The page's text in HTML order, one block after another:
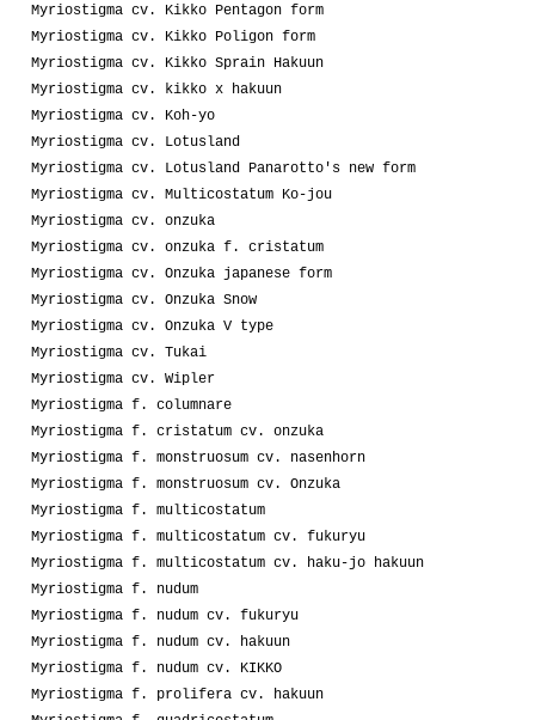
Myriostigma cv. Kikko Pentagon form
Myriostigma cv. Kikko Poligon form
Myriostigma cv. Kikko Sprain Hakuun
Myriostigma cv. kikko x hakuun
Myriostigma cv. Koh-yo
Myriostigma cv. Lotusland
Myriostigma cv. Lotusland Panarotto's new form
Myriostigma cv. Multicostatum Ko-jou
Myriostigma cv. onzuka
Myriostigma cv. onzuka f. cristatum
Myriostigma cv. Onzuka japanese form
Myriostigma cv. Onzuka Snow
Myriostigma cv. Onzuka V type
Myriostigma cv. Tukai
Myriostigma cv. Wipler
Myriostigma f. columnare
Myriostigma f. cristatum cv. onzuka
Myriostigma f. monstruosum cv. nasenhorn
Myriostigma f. monstruosum cv. Onzuka
Myriostigma f. multicostatum
Myriostigma f. multicostatum cv. fukuryu
Myriostigma f. multicostatum cv. haku-jo hakuun
Myriostigma f. nudum
Myriostigma f. nudum cv. fukuryu
Myriostigma f. nudum cv. hakuun
Myriostigma f. nudum cv. KIKKO
Myriostigma f. prolifera cv. hakuun